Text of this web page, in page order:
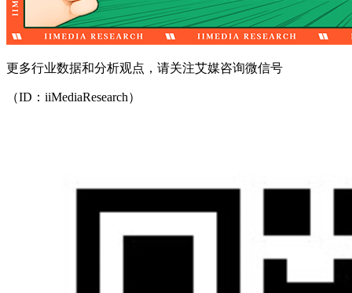
更多行业数据和分析观点，请关注艾媒咨询微信号
（ID：iiMediaResearch）